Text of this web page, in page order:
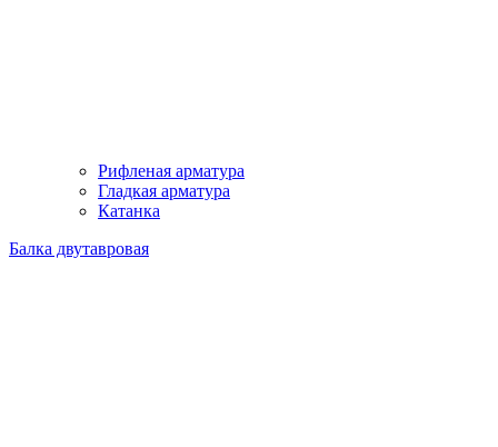
Рифленая арматура
Гладкая арматура
Катанка
Балка двутавровая